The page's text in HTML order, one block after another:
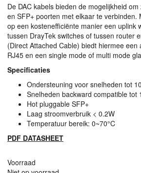
De DAC kabels bieden de mogelijkheid om
en SFP+ poorten met elkaar te verbinden.
op een kostenefficiënte manier een uplink
tussen DrayTek switches of tussen router
(Direct Attached Cable) biedt hiermee een
RJ45 en een single mode of multi mode
Specificaties
Ondersteuning voor snelheden tot
Snelheden backward compatible tot
Hot pluggable SFP+
Laag stroomverbruik < 0.2W
Temperatuur bereik: 0~70°C
PDF DATASHEET
Voorraad